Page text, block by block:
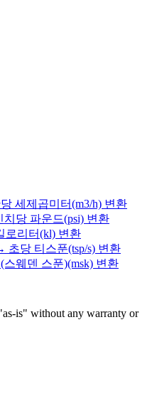
세제곱미터(m3/h) 변환
당 파운드(psi) 변환
로리터(kl) 변환
초당 티스푼(tsp/s) 변환
웨덴 스푼)(msk) 변환
is" without any warranty or